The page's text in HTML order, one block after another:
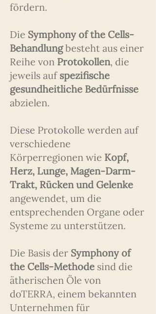
fördern.
Die Symphony of the Cells-
Behandlungbesteht aus einer
Reihe von Protokollen, die
jeweils auf spezifische
gesundheitliche Bedürfnisse
abzielen.
Diese Protokolle werden auf
verschiedene
Körperregionen wie Kopf,
Herz, Lunge, Magen-Darm-
Trakt, Rücken und Gelenke
angewendet, um die
entsprechenden Organe oder
Systeme zu unterstützen.
Die Basis der Symphony of
the Cells-Methode sind die
ätherischen Öle von
doTERRA, einem bekannten
Unternehmen für